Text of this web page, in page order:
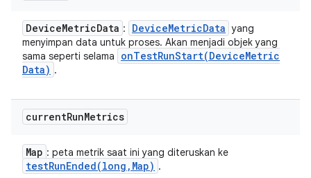
DeviceMetricData : DeviceMetricData yang
menyimpan data untuk proses. Akan menjadi objek yang
sama seperti selama
onTestRunStart(DeviceMetric
Data) .
currentRunMetrics
Map : peta metrik saat ini yang diteruskan ke
testRunEnded(long , Map) .